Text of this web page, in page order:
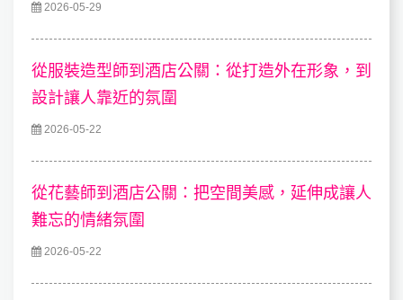
2026-05-29
從服裝造型師到酒店公關：從打造外在形象，到
設計讓人靠近的氛圍
2026-05-22
從花藝師到酒店公關：把空間美感，延伸成讓人
難忘的情緒氛圍
2026-05-22